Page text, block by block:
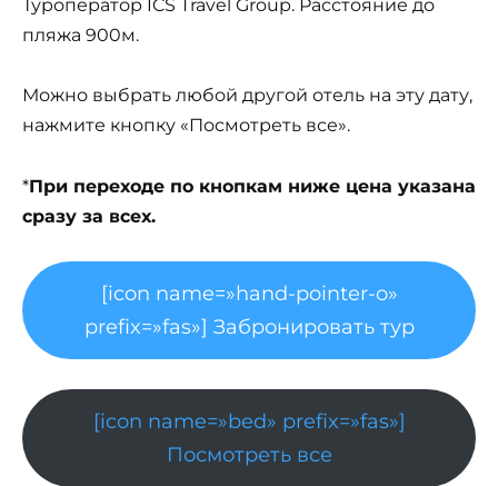
Туроператор ICS Travel Group. Расстояние до
пляжа 900м.
Можно выбрать любой другой отель на эту дату,
нажмите кнопку «Посмотреть все».
*При переходе по кнопкам ниже цена указана
сразу за всех.
[icon name=»hand-pointer-o»
prefix=»fas»] Забронировать тур
[icon name=»bed» prefix=»fas»]
Посмотреть все